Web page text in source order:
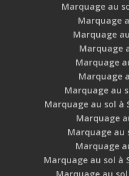
Marquage au
Marquage
Marquage
Marquage
Marquage
Marquage
Marquage au
Marquage au sol
Marquage
Marquage au
Marquage
Marquage au sol à